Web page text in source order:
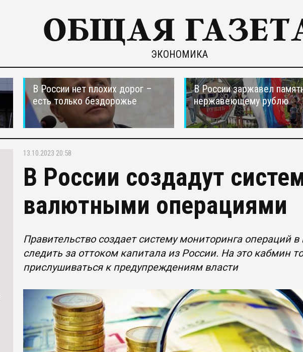
ЭКОНОМИКА
В России нет плохих дорог –
есть только бездорожье
В России заржавел
нержавеющему рублю
13.10.2023 20:58
В России создадут
валютными операциями
Правительство создает систему мониторинга операций
следить за оттоком капитала из России. На это кабмин
прислушиваться к предупреждениям власти